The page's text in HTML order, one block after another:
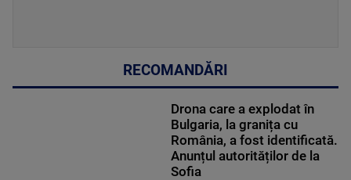
RECOMANDĂRI
Drona care a explodat în
Bulgaria, la granița cu
România, a fost identificată.
Anunțul autorităților de la
Sofia